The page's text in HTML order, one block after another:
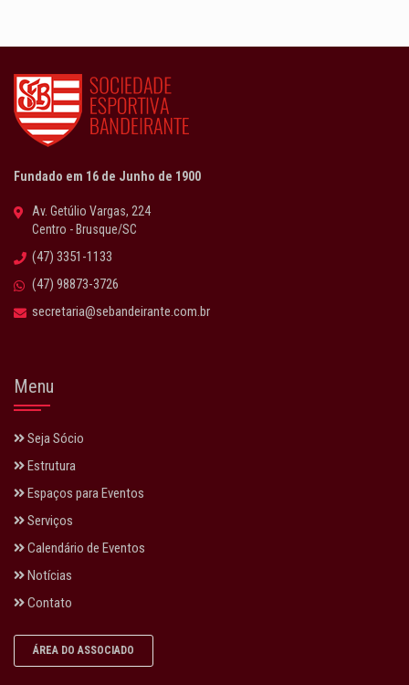
Fundado em 16 de Junho de 1900
Av. Getúlio Vargas, 224
Centro - Brusque/SC
(47) 3351-1133
(47) 98873-3726
secretaria@sebandeirante.com.br
Menu
Seja Sócio
Estrutura
Espaços para Eventos
Serviços
Calendário de Eventos
Notícias
Contato
ÁREA DO ASSOCIADO